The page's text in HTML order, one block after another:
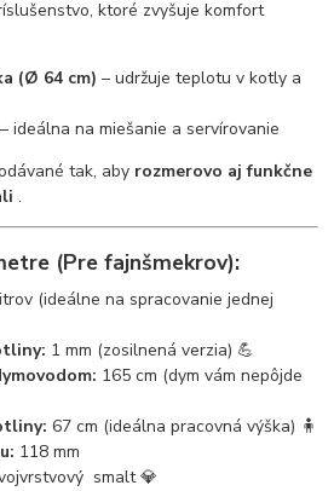
ktoré zvyšuje komfort
(Ø 64 cm) – udržuje teplotu v kotly a
– ideálna na miešanie a servírovanie
tak, aby rozmerovo aj funkčne
.
(Pre fajnšmekrov):
(ideálne na spracovanie jednej
1 mm (zosilnená verzia) 💪
165 cm (dym vám nepôjde
67 cm (ideálna pracovná výška) 🧍
118 mm
smalt 💎